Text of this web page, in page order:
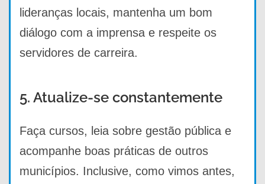
lideranças locais, mantenha um bom
diálogo com a imprensa e respeite os
servidores de carreira.
5. Atualize-se constantemente
Faça cursos, leia sobre gestão pública e
acompanhe boas práticas de outros
municípios. Inclusive, como vimos antes,